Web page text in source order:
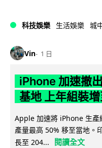
科技娛樂 生活娛樂 城
Vin 1 日
iPhone 加速撤
基地 上年組裝
Apple 加速將 iPhone 生產
產量最高 50% 移至當地。
長至 204...
閱讀全文